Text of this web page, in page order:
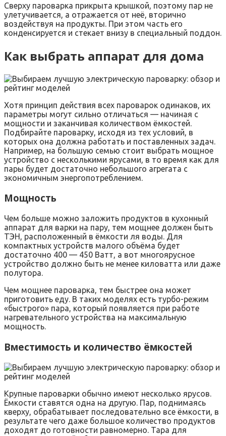
Сверху пароварка прикрыта крышкой, поэтому пар не
улетучивается, а отражается от неё, вторично
воздействуя на продукты. При этом часть его
конденсируется и стекает внизу в специальный поддон.
Как выбрать аппарат для дома
Хотя принцип действия всех пароварок одинаков, их
параметры могут сильно отличаться — начиная с
мощности и заканчивая количеством ёмкостей.
Подбирайте пароварку, исходя из тех условий, в
которых она должна работать и поставленных задач.
Например, на большую семью стоит выбрать мощное
устройство с несколькими ярусами, в то время как для
пары будет достаточно небольшого агрегата с
экономичным энергопотреблением.
Мощность
Чем больше можно заложить продуктов в кухонный
аппарат для варки на пару, тем мощнее должен быть
ТЭН, расположенный в ёмкости ля воды. Для
компактных устройств малого объёма будет
достаточно 400 — 450 Ватт, а вот многоярусное
устройство должно быть не менее киловатта или даже
полутора.
Чем мощнее пароварка, тем быстрее она может
приготовить еду. В таких моделях есть турбо-режим
«быстрого» пара, который появляется при работе
нагревательного устройства на максимальную
мощность.
Вместимость и количество ёмкостей
Крупные пароварки обычно имеют несколько ярусов.
Ёмкости ставятся одна на другую. Пар, поднимаясь
кверху, обрабатывает последовательно все ёмкости, в
результате чего даже большое количество продуктов
доходят до готовности равномерно. Тара для